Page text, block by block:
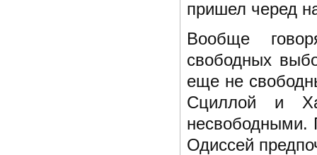
пришел черед
Вообще
свободных
еще не
Сциллой и
несвободными.
Одиссей